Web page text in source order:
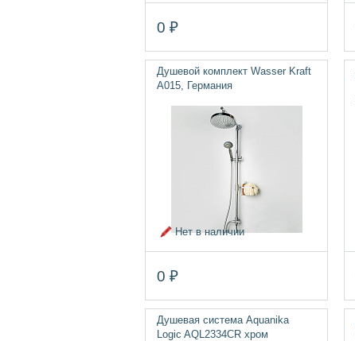
0 ₽
Душевой комплект Wasser Kraft
A015, Германия
Нет в наличии
0 ₽
Душевая система Aquanika
Logic AQL2334CR хром